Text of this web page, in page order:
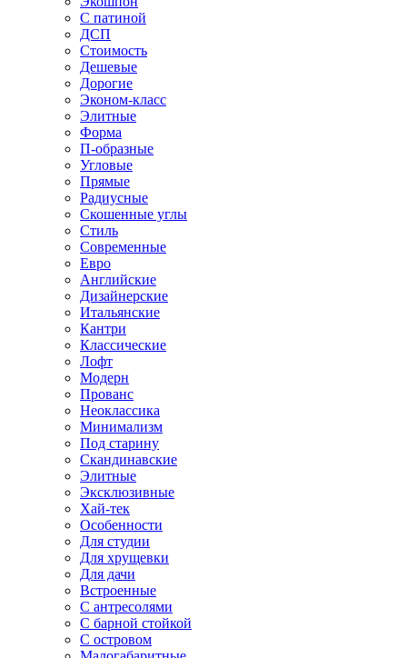
С патиной
ДСП
Стоимость
Дешевые
Дорогие
Эконом-класс
Элитные
Форма
П-образные
Угловые
Прямые
Радиусные
Скошенные углы
Стиль
Современные
Евро
Английские
Дизайнерские
Итальянские
Кантри
Классические
Лофт
Модерн
Прованс
Неоклассика
Минимализм
Под старину
Скандинавские
Элитные
Эксклюзивные
Хай-тек
Особенности
Для студии
Для хрущевки
Для дачи
Встроенные
С антресолями
С барной стойкой
С островом